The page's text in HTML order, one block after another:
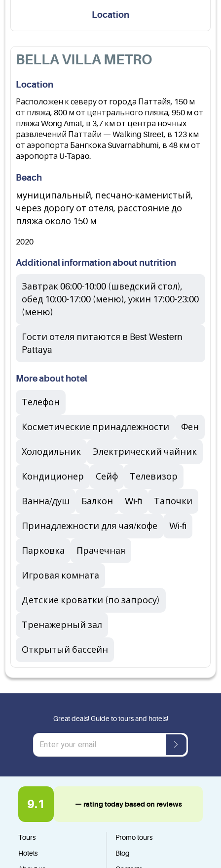
Location
BELLA VILLA METRO
Location
Расположен к северу от города Паттайя, 150 м
от пляжа, 800 м от центрального пляжа, 950 м от
пляжа Wong Amat, в 3,7 км от центра ночных
развлечений Паттайи — Walking Street, в 123 км
от аэропорта Бангкока Suvarnabhumi, в 48 км от
аэропорта U-Tapao.
Beach
муниципальный, песчано-каменистый,
через дорогу от отеля, расстояние до
пляжа около 150 м
2020
Additional information about nutrition
Завтрак 06:00-10:00 (шведский стол),
обед 10:00-17:00 (меню), ужин 17:00-23:00
(меню)
Гости отеля питаются в Best Western
Pattaya
More about hotel
Телефон
Косметические принадлежности Фен
Холодильник Электрический чайник
Кондиционер Сейф Телевизор
Ванна/душ Балкон Wi-fi Тапочки
Принадлежности для чая/кофе Wi-fi
Парковка Прачечная
Игровая комната
Детские кроватки (по запросу)
Тренажерный зал
Открытый бассейн
9.1 — rating today based on reviews
Tours
Promo tours
Hotels
Blog
Great deals! Guide to tours and hotels!